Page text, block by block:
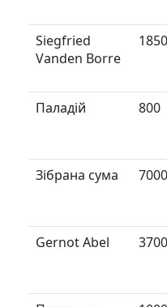
Siegfried
Vanden Borre
1850
Паладій
800
Зібрана сума
Gernot Abel
3700